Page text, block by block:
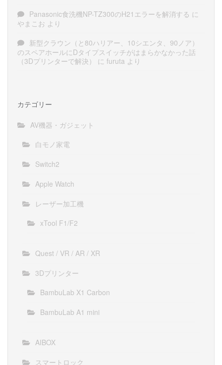
Panasonic食洗機NP-TZ300のH21エラーを解消する に
やまこお より
新型クラウン（と80ハリアー、10シエンタ、90ノア）
のスペアホールにDタイプスイッチがはまらかなかった話
（3Dプリンターで解決）
に furuta より
カテゴリー
AV機器・ガジェット
白モノ家電
Switch2
Apple Watch
レーザー加工機
xTool F1/F2
Quest / VR / AR / XR
3Dプリンター
BambuLab X1 Carbon
BambuLab A1 mini
AIBOX
スマートロック